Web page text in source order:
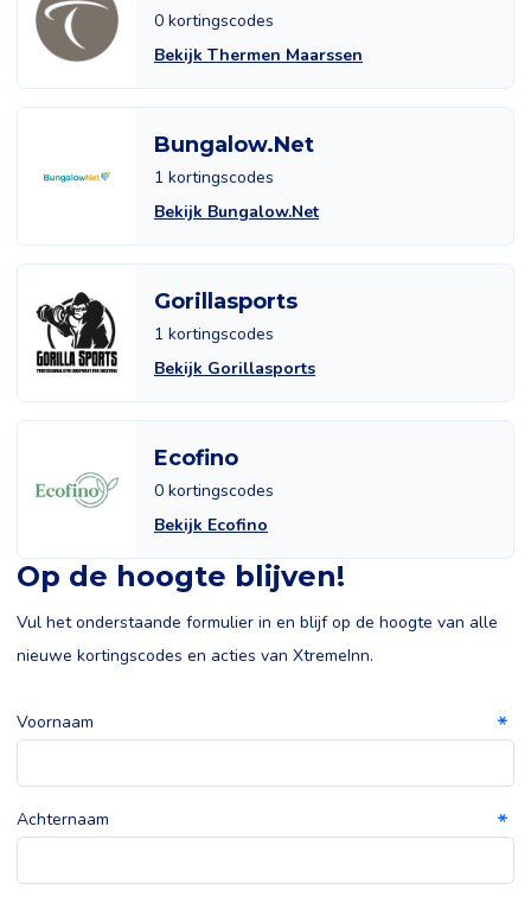
0 kortingscodes
Bekijk Thermen Maarssen
Bungalow.Net
1 kortingscodes
Bekijk Bungalow.Net
Gorillasports
1 kortingscodes
Bekijk Gorillasports
Ecofino
0 kortingscodes
Bekijk Ecofino
Op de hoogte blijven!
Vul het onderstaande formulier in en blijf op de hoogte van alle
nieuwe kortingscodes en acties van XtremeInn.
Voornaam
Achternaam